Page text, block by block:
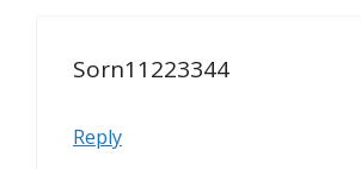
Sorn11223344
Reply